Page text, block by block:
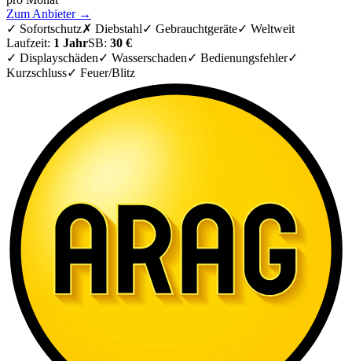
Zum Anbieter →
✓ Sofortschutz✗ Diebstahl✓ Gebrauchtgeräte✓ Weltweit
Laufzeit: 1 JahrSB: 30 €
✓ Displayschäden✓ Wasserschaden✓ Bedienungsfehler✓
Kurzschluss✓ Feuer/Blitz